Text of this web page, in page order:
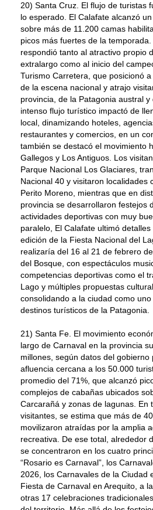
20) Santa Cruz. El flujo de turistas
lo esperado. El Calafate alcanzó
sobre más de 11.200 camas
picos más fuertes de la
respondió tanto al atractivo propio
extralargo como al inicio del
Turismo Carretera, que posicionó
de la escena nacional y atrajo
provincia, de la Patagonia austral
intenso flujo turístico impactó de
local, dinamizando hoteles,
restaurantes y comercios, en un
también se destacó el movimiento
Gallegos y Los Antiguos. Los
Parque Nacional Los Glaciares,
Nacional 40 y visitaron localidades
Perito Moreno, mientras que en
provincia se desarrollaron festejos
actividades deportivas con muy
paralelo, El Calafate ultimó
edición de la Fiesta Nacional del
realizaría del 16 al 21 de febrero
del Bosque, con espectáculos
competencias deportivas como el
Lago y múltiples propuestas
consolidando a la ciudad como
destinos turísticos de la Patagonia.
21) Santa Fe. El movimiento
largo de Carnaval en la provincia
millones, según datos del gobierno
afluencia cercana a los 50.000
promedio del 71%, que alcanzó
complejos de cabañas ubicados
Carcarañá y zonas de lagunas. En
visitantes, se estima que más de
movilizaron atraídas por la amplia
recreativa. De ese total, alrededor
se concentraron en los cuatro
“Rosario es Carnaval”, los
2026, los Carnavales de la Ciudad
Fiesta de Carnaval en Arequito, a
otras 17 celebraciones